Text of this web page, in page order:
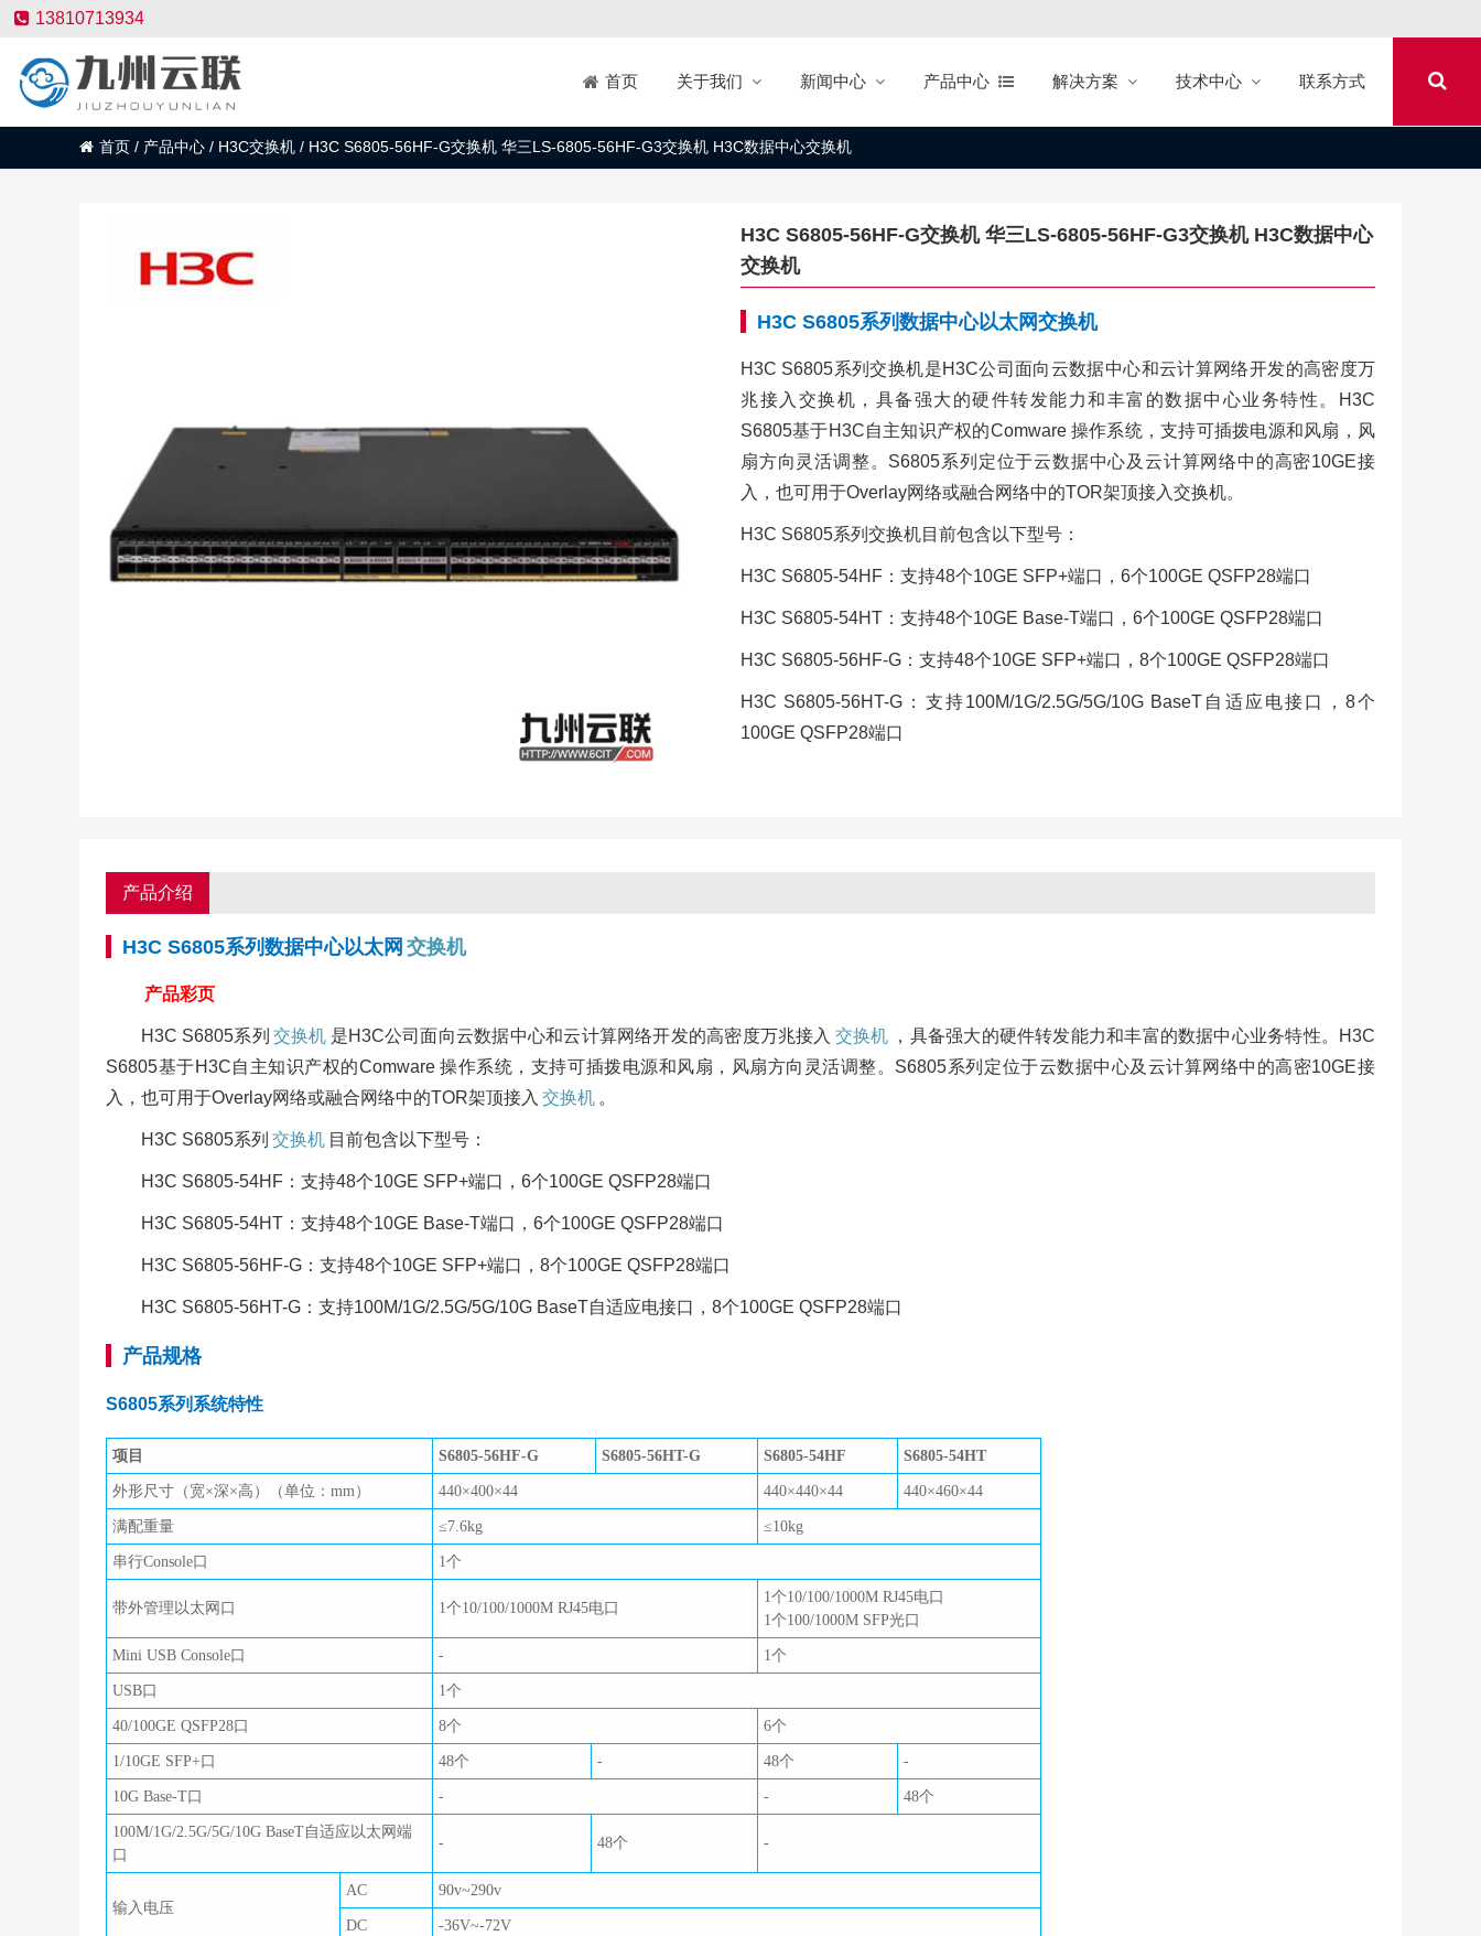
13810713934
首页 关于我们 新闻中心 产品中心 解决方案 技术中心 联系方式
首页 / 产品中心 / H3C交换机 / H3C S6805-56HF-G交换机 华三LS-6805-56HF-G3交换机 H3C数据中心交换机
H3C S6805-56HF-G交换机 华三LS-6805-56HF-G3交换机 H3C数据中心
交换机
H3C S6805系列数据中心以太网交换机
H3C S6805系列交换机是H3C公司面向云数据中心和云计算网络开发的高密度万
兆接入交换机，具备强大的硬件转发能力和丰富的数据中心业务特性。H3C
S6805基于H3C自主知识产权的Comware 操作系统，支持可插拨电源和风扇，风
扇方向灵活调整。S6805系列定位于云数据中心及云计算网络中的高密10GE接
入，也可用于Overlay网络或融合网络中的TOR架顶接入交换机。
H3C S6805系列交换机目前包含以下型号：
H3C S6805-54HF：支持48个10GE SFP+端口，6个100GE QSFP28端口
H3C S6805-54HT：支持48个10GE Base-T端口，6个100GE QSFP28端口
H3C S6805-56HF-G：支持48个10GE SFP+端口，8个100GE QSFP28端口
H3C S6805-56HT-G：支持100M/1G/2.5G/5G/10G BaseT自适应电接口，8个
100GE QSFP28端口
产品介绍
H3C S6805系列数据中心以太网 交换机
产品彩页
H3C S6805系列 交换机 是H3C公司面向云数据中心和云计算网络开发的高密度万兆接入 交换机 ，具备强大的硬件转发能力和丰富的数据中心业务特性。H3C
S6805基于H3C自主知识产权的Comware 操作系统，支持可插拨电源和风扇，风扇方向灵活调整。S6805系列定位于云数据中心及云计算网络中的高密10GE接
入，也可用于Overlay网络或融合网络中的TOR架顶接入 交换机 。
H3C S6805系列 交换机 目前包含以下型号：
H3C S6805-54HF：支持48个10GE SFP+端口，6个100GE QSFP28端口
H3C S6805-54HT：支持48个10GE Base-T端口，6个100GE QSFP28端口
H3C S6805-56HF-G：支持48个10GE SFP+端口，8个100GE QSFP28端口
H3C S6805-56HT-G：支持100M/1G/2.5G/5G/10G BaseT自适应电接口，8个100GE QSFP28端口
产品规格
S6805系列系统特性
项目 S6805-56HF-G S6805-56HT-G S6805-54HF S6805-54HT
外形尺寸（宽×深×高）（单位：mm） 440×400×44 440×440×44 440×460×44
满配重量 ≤7.6kg ≤10kg
串行Console口 1个
带外管理以太网口 1个10/100/1000M RJ45电口
1个10/100/1000M RJ45电口
1个100/1000M SFP光口
Mini USB Console口 - 1个
USB口 1个
40/100GE QSFP28口 8个 6个
1/10GE SFP+口 48个 - 48个 -
10G Base-T口 - - 48个
100M/1G/2.5G/5G/10G BaseT自适应以太网端
口
- 48个 -
输入电压
AC 90v~290v
DC -36V~-72V